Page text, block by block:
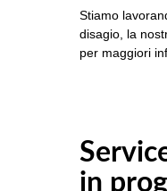
Stiamo
disagio, la
per maggiori
in